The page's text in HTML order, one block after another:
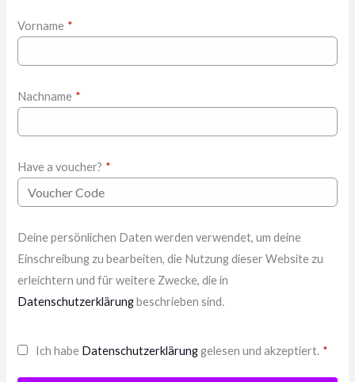
Vorname *
Nachname *
Have a voucher? *
Deine persönlichen Daten werden verwendet, um deine
Einschreibung zu bearbeiten, die Nutzung dieser Website zu
erleichtern und für weitere Zwecke, die in
Datenschutzerklärungbeschrieben sind.
Ich habe Datenschutzerklärunggelesen und akzeptiert. *